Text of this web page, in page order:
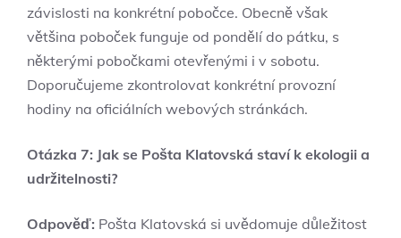
závislosti na konkrétní pobočce. Obecně však
většina poboček funguje od pondělí do pátku, s
některými pobočkami otevřenými i v sobotu.
Doporučujeme zkontrolovat konkrétní provozní
hodiny na oficiálních webových stránkách.
Otázka 7: Jak se Pošta Klatovská staví k ekologii a
udržitelnosti?
Odpověď: Pošta Klatovská si uvědomuje důležitost